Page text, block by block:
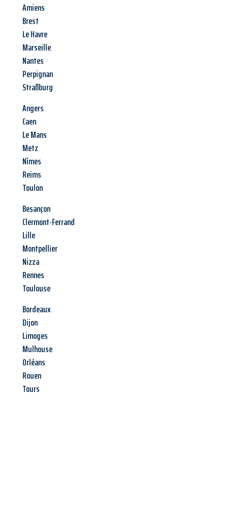
Amiens
Brest
Le Havre
Marseille
Nantes
Perpignan
Straßburg
Angers
Caen
Le Mans
Metz
Nîmes
Reims
Toulon
Besançon
Clermont-Ferrand
Lille
Montpellier
Nizza
Rennes
Toulouse
Bordeaux
Dijon
Limoges
Mulhouse
Orléans
Rouen
Tours